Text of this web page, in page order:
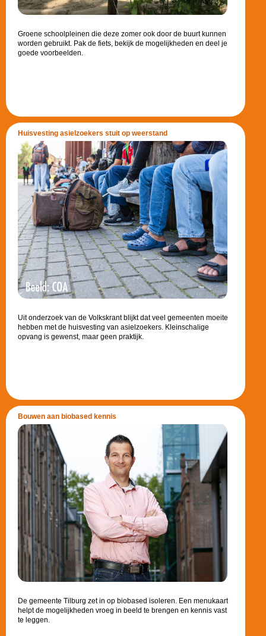
Groene schoolpleinen die deze zomer ook door de buurt kunnen
worden gebruikt. Pak de fiets, bekijk de mogelijkheden en deel je
goede voorbeelden.
Huisvesting asielzoekers stuit op weerstand
Uit onderzoek van de Volkskrant blijkt dat veel gemeenten moeite
hebben met de huisvesting van asielzoekers. Kleinschalige
opvang is gewenst, maar geen praktijk.
Bouwen aan biobased kennis
De gemeente Tilburg zet in op biobased isoleren. Een menukaart
helpt de mogelijkheden vroeg in beeld te brengen en kennis vast
te leggen.